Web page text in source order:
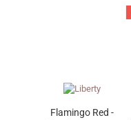
Flamingo Red -